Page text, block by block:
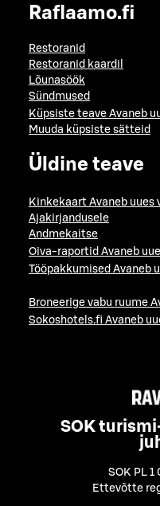
Raflaamo.fi
Restoranid
Restoranid kaardil
Lõunasöök
Sündmused
Küpsiste teave Avaneb
Muuda küpsiste sätteid
Üldine teave
Kinkekaart Avaneb uues
Ajakirjandusele
Andmekaitse
Oiva-raportid Avaneb
Tööpakkumised Avaneb
Broneerige vabu ruume
Sokoshotels.fi Avaneb
SOK
SOK PL
Ettevõtte